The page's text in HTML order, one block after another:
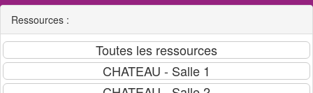
Ressources :